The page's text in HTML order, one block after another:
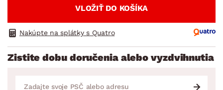
VLOŽIŤ DO KOŠÍKA
Nakúpte na splátky s Quatro
Zistite dobu doručenia alebo vyzdvihnutia